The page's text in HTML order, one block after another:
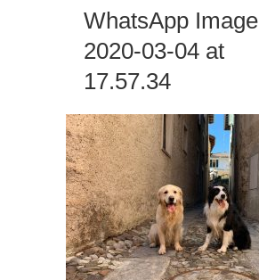
WhatsApp Image
2020-03-04 at
17.57.34